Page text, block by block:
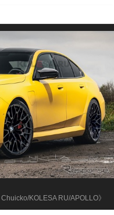
Chuicko/KOLESA RU/APOLLO》